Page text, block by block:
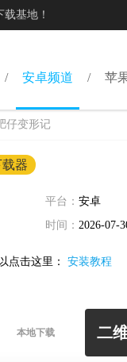
基地！
安卓频道 苹
仔变形记
器
平台： 安卓
时间： 2026-07-
点击这里： 安装教程
本地下载 二